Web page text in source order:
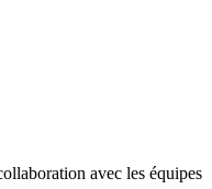
avec les équipes